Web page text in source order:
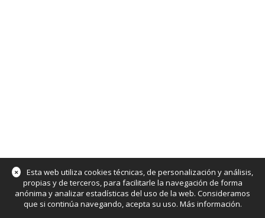
×
Esta web utiliza cookies técnicas, de personalización y análisis,
propias y de terceros, para facilitarle la navegación de forma
anónima y analizar estadísticas del uso de la web. Consideramos
que si continúa navegando, acepta su uso. Más información.